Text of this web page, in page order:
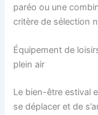
paréo ou une
critère de sélection
Équipement de
plein air
Le bien-être estival
se déplacer et de